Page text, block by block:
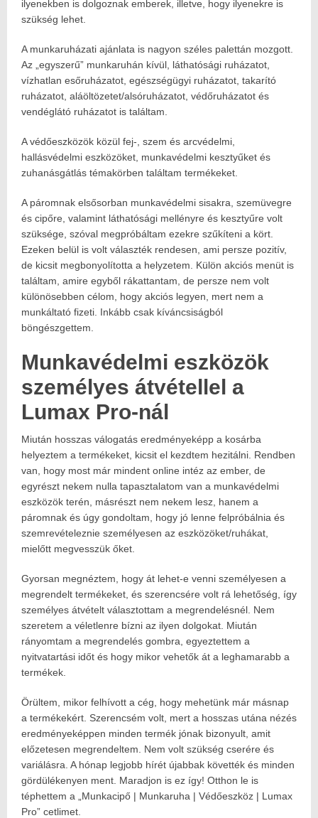
ilyenekben is dolgoznak emberek, illetve, hogy ilyenekre is
szükség lehet.
A munkaruházati ajánlata is nagyon széles palettán mozgott.
Az „egyszerű” munkaruhán kívül, láthatósági ruházatot,
vízhatlan esőruházatot, egészségügyi ruházatot, takarító
ruházatot, aláöltözetet/alsóruházatot, védőruházatot és
vendéglátó ruházatot is találtam.
A védőeszközök közül fej-, szem és arcvédelmi,
hallásvédelmi eszközöket, munkavédelmi kesztyűket és
zuhanásgátlás témakörben találtam termékeket.
A páromnak elsősorban munkavédelmi sisakra, szemüvegre
és cipőre, valamint láthatósági mellényre és kesztyűre volt
szüksége, szóval megpróbáltam ezekre szűkíteni a kört.
Ezeken belül is volt választék rendesen, ami persze pozitív,
de kicsit megbonyolította a helyzetem. Külön akciós menüt is
találtam, amire egyből rákattantam, de persze nem volt
különösebben célom, hogy akciós legyen, mert nem a
munkáltató fizeti. Inkább csak kíváncsiságból
böngészgettem.
Munkavédelmi eszközök
személyes átvétellel a
Lumax Pro-nál
Miután hosszas válogatás eredményeképp a kosárba
helyeztem a termékeket, kicsit el kezdtem hezitálni. Rendben
van, hogy most már mindent online intéz az ember, de
egyrészt nekem nulla tapasztalatom van a munkavédelmi
eszközök terén, másrészt nem nekem lesz, hanem a
páromnak és úgy gondoltam, hogy jó lenne felpróbálnia és
szemrevételeznie személyesen az eszközöket/ruhákat,
mielőtt megvesszük őket.
Gyorsan megnéztem, hogy át lehet-e venni személyesen a
megrendelt termékeket, és szerencsére volt rá lehetőség, így
személyes átvételt választottam a megrendelésnél. Nem
szeretem a véletlenre bízni az ilyen dolgokat. Miután
rányomtam a megrendelés gombra, egyeztettem a
nyitvatartási időt és hogy mikor vehetők át a leghamarabb a
termékek.
Örültem, mikor felhívott a cég, hogy mehetünk már másnap
a termékekért. Szerencsém volt, mert a hosszas utána nézés
eredményeképpen minden termék jónak bizonyult, amit
előzetesen megrendeltem. Nem volt szükség cserére és
variálásra. A hónap legjobb hírét újabbak követték és minden
gördülékenyen ment. Maradjon is ez így! Otthon le is
téphettem a „Munkacipő | Munkaruha | Védőeszköz | Lumax
Pro” cetlimet.